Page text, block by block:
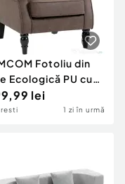
Fotoliu din
Ecologică PU cu
Generos,
și Picioare din
lei
1 zi în urmă